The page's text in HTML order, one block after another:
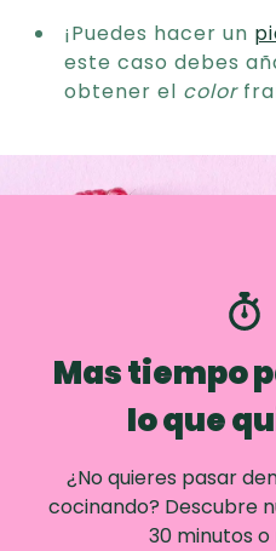
¡Puedes hacer un
este caso debes
obtener el color
Mas tiempo
lo que
¿No quieres pasar
cocinando? Descubre
30 minutos